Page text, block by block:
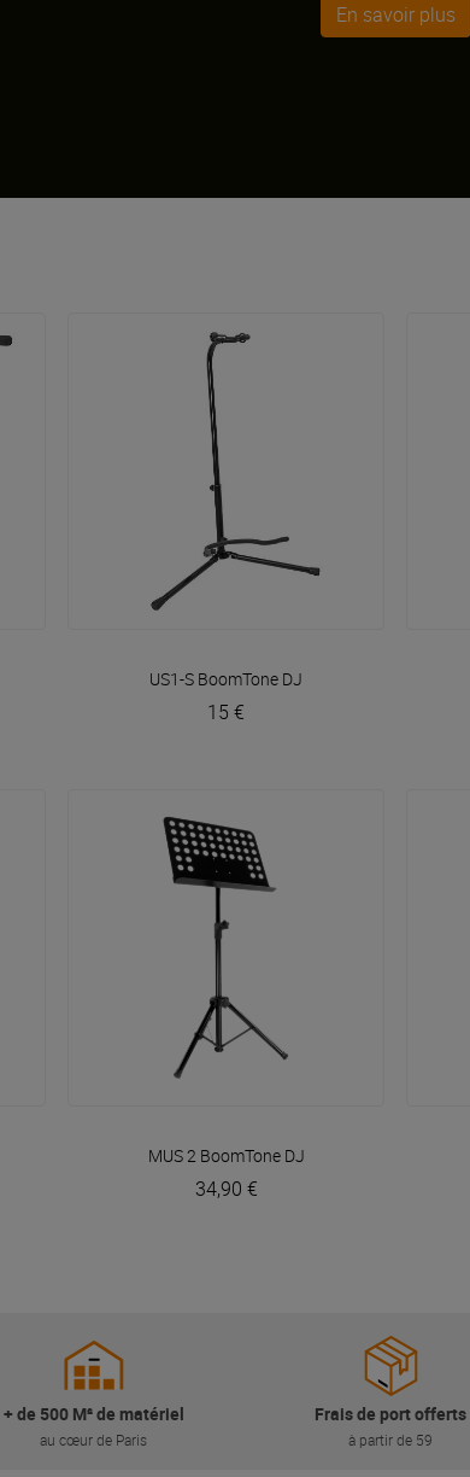
En savoir plus
VOIR EN DÉTAIL
US1-S BoomTone DJ
15 €
VOIR EN DÉTAIL
MUS 2 BoomTone DJ
34,90 €
+ de 500 M² de matériel
au cœur de Paris
Frais de port offerts
à partir de 59